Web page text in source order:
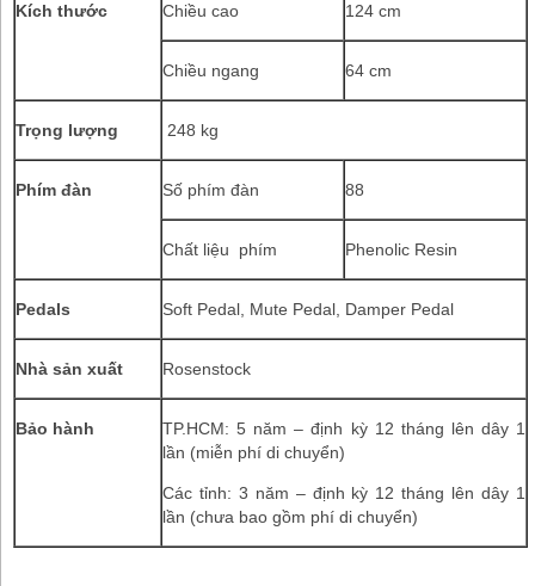
Kích thước Chiều cao 124 cm
Chiều ngang 64 cm
Trọng lượng 248 kg
Phím đàn Số phím đàn 88
Chất liệu phím Phenolic Resin
Pedals Soft Pedal, Mute Pedal, Damper Pedal
Nhà sản xuất Rosenstock
Bảo hành
TP.HCM: 5 năm – định kỳ 12 tháng lên dây 1
lần (miễn phí di chuyển)
Các tỉnh: 3 năm – định kỳ 12 tháng lên dây 1
lần (chưa bao gồm phí di chuyển)